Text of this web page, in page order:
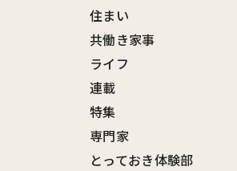
住まい
共働き家事
ライフ
連載
特集
専門家
とっておき体験部